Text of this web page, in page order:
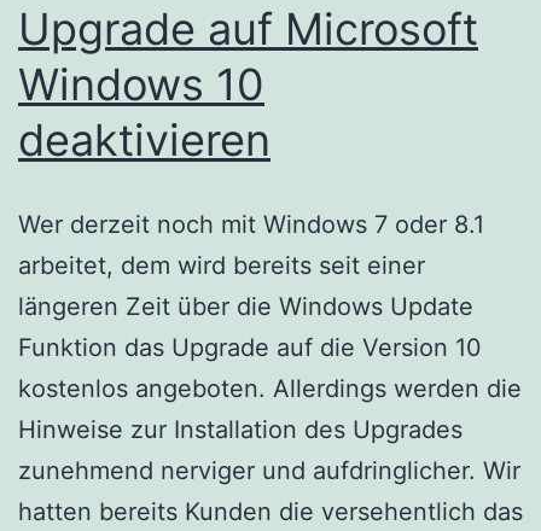
Upgrade auf Microsoft
Windows 10
deaktivieren
Wer derzeit noch mit Windows 7 oder 8.1
arbeitet, dem wird bereits seit einer
längeren Zeit über die Windows Update
Funktion das Upgrade auf die Version 10
kostenlos angeboten. Allerdings werden die
Hinweise zur Installation des Upgrades
zunehmend nerviger und aufdringlicher. Wir
hatten bereits Kunden die versehentlich das